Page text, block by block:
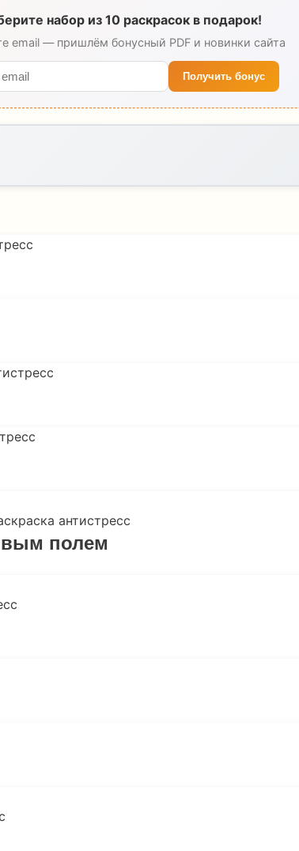
набор из 10 раскрасок в подарок!
email — пришлём бонусный PDF и новинки сайта
Получить бонус
полем